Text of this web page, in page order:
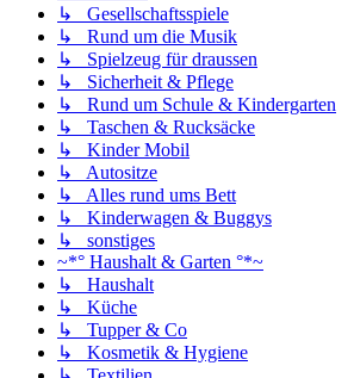
↳ Gesellschaftsspiele
↳ Rund um die Musik
↳ Spielzeug für draussen
↳ Sicherheit & Pflege
↳ Rund um Schule & Kindergarten
↳ Taschen & Rucksäcke
↳ Kinder Mobil
↳ Autositze
↳ Alles rund ums Bett
↳ Kinderwagen & Buggys
↳ sonstiges
~*° Haushalt & Garten °*~
↳ Haushalt
↳ Küche
↳ Tupper & Co
↳ Kosmetik & Hygiene